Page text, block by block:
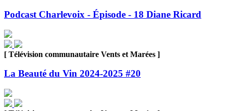
Podcast Charlevoix - Épisode - 18 Diane Ricard
[ Télévision communautaire Vents et Marées ]
La Beauté du Vin 2024-2025 #20